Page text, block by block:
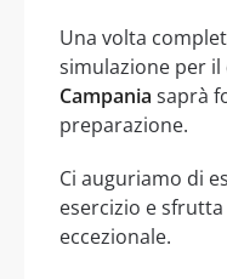
Una volta
simulazione per il
Campania saprà
preparazione.
Ci auguriamo di
esercizio e
eccezionale.